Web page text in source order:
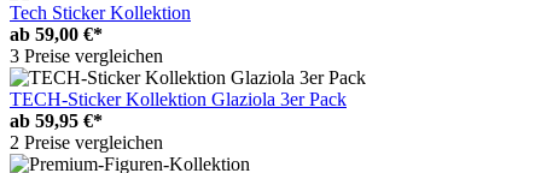
Tech Sticker Kollektion
ab 59,00 €*
3 Preise vergleichen
TECH-Sticker Kollektion Glaziola 3er Pack
ab 59,95 €*
2 Preise vergleichen